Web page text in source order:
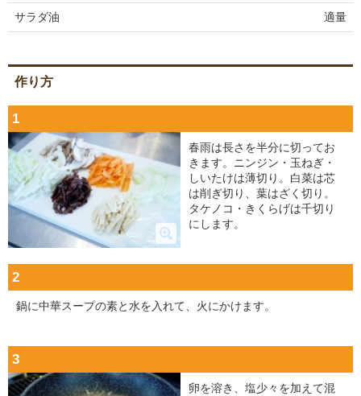
サラダ油 適量
作り方
1
春雨は長さを半分に切ってお
きます。ニンジン・玉ねぎ・
しいたけは薄切り。白菜は芯
は削ぎ切り、葉はざく切り。
タケノコ・きくらげは千切り
にします。
2
鍋に中華スープの素と水を入れて、火にかけます。
3
卵を溶き、塩少々を加えて混